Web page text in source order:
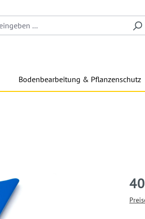
Bodenbearbeitung & Pflanzenschutz